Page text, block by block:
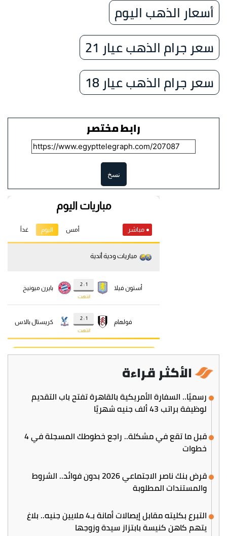
أسعار الذهب اليوم
سعر جرام الذهب عيار 21
سعر جرام الذهب عيار 18
رابط مختصر
نسخ
الأكثر قراءة
رسميًا.. السفارة الأمريكية بالقاهرة تفتح باب التقديم
لوظيفة براتب 43 ألف جنيه شهريًا
قبل ما تقع في مشكلة.. راجع خطوطك المسجلة في 4
خطوات
قرض بنك ناصر الاجتماعي 2026 بدون فوائد.. الشروط
والمستندات المطلوبة
التبرع بكليته مقابل إيصالات أمانة بـ4 ملايين جنيه.. بلاغ
يتهم كاهن كنيسة بابتزاز سيدة وزوجها